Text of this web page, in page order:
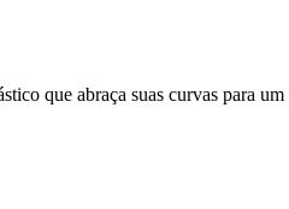
que abraça suas curvas para